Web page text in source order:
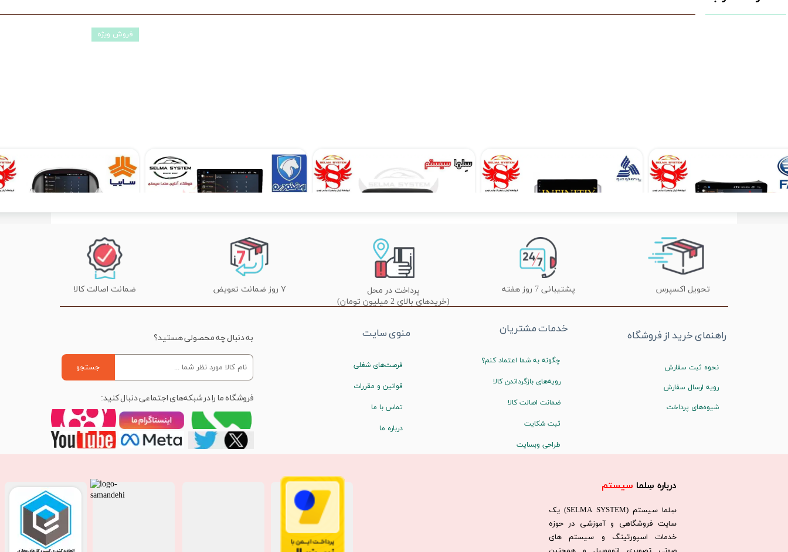
۱۰,۳۹۰,۰۰۰ تومان
فروش ویژه
مانیتور فابریک سمند سورن اندروید فولتاچ مدل T3L
۱۲,۹۰۰,۰۰۰ تومان
مانیتور فابریک شاهین سایپا اندروید فول تاچ مدل MTK
۱۷,۸۹۰,۰۰۰ تومان
مانیتور فابریک اینفینیتی آریو Z300 اندروید فول تاچ مدل TP1
۱۲,۹۰۰,۰۰۰ تومان
مانیتور فابریک بسترن B50 اندرویدی مدل AP
۱۲,۹۰۰,۰۰۰ تومان
درباره سِلما سیستم​​​​​​​
سِلما سيستم (SELMA SYSTEM) یک
سایت فروشگاهی و آموزشی در حوزه
خدمات اسپورتینگ و سیستم های
تحویل اکسپرس پشتیبانی 7 روز هفته
پرداخت در محل
(خریدهای بالای 2 میلیون تومان)
۷ روز ضمانت تعویض ضمانت اصالت کالا
راهنمای خرید از فروشگاه
نحوه ثبت سفارش
رویه ارسال سفارش
شیوه‌های پرداخت
خدمات مشتریان
چگونه به شما اعتماد کنم؟
رویه‌های بازگرداندن کالا
ضمانت اصالت کالا
ثبت شکایت
طراحی وبسایت
منوی سایت
فرصت‌های شغلی
قوانین و مقررات
تماس با ما
درباره ما
به دنبال چه محصولی هستید؟
جستجو
فروشگاه ما را در شبکه‌های اجتماعی دنبال کنید: